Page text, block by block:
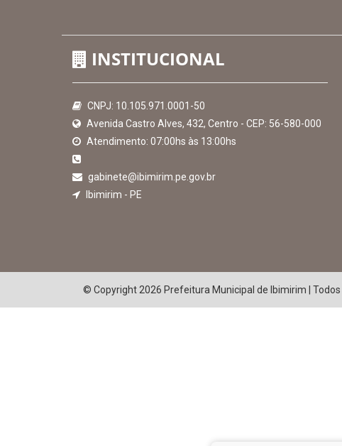
INSTITUCIONAL
CNPJ: 10.105.971.0001-50
Avenida Castro Alves, 432, Centro - CEP: 56-580-000
Atendimento: 07:00hs às 13:00hs
gabinete@ibimirim.pe.gov.br
Ibimirim - PE
© Copyright 2026 Prefeitura Municipal de Ibimirim |